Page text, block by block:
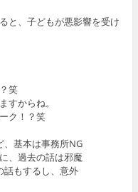
と、子どもが悪影響を受け
笑
すからね。
ク！？笑
、基本は事務所NG
、過去の話は邪魔
話もするし、意外